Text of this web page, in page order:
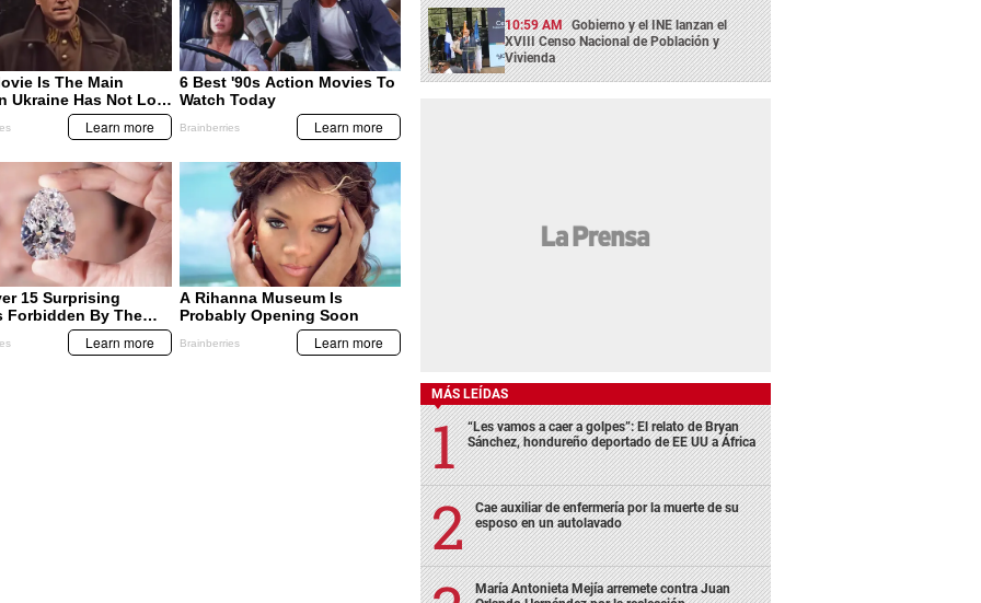
10:59 AM Gobierno y el INE lanzan el
XVIII Censo Nacional de Población y
Vivienda
MÁS LEÍDAS
“Les vamos a caer a golpes”: El relato de Bryan
Sánchez, hondureño deportado de EE UU a África
Cae auxiliar de enfermería por la muerte de su
esposo en un autolavado
María Antonieta Mejía arremete contra Juan